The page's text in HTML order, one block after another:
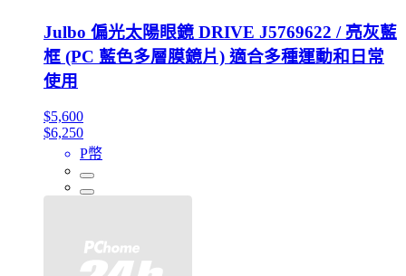
Julbo 偏光太陽眼鏡 DRIVE J5769622 / 亮灰藍
框 (PC 藍色多層膜鏡片) 適合多種運動和日常
使用
$5,600
$6,250
P幣